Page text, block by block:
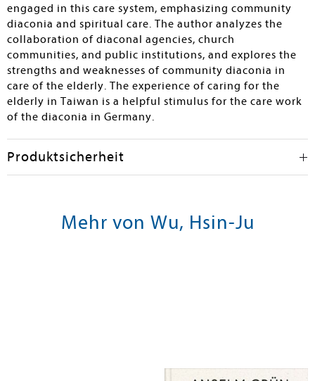
engaged in this care system, emphasizing community
diaconia and spiritual care. The author analyzes the
collaboration of diaconal agencies, church
communities, and public institutions, and explores the
strengths and weaknesses of community diaconia in
care of the elderly. The experience of caring for the
elderly in Taiwan is a helpful stimulus for the care work
of the diaconia in Germany.
Produktsicherheit
Mehr von Wu, Hsin-Ju